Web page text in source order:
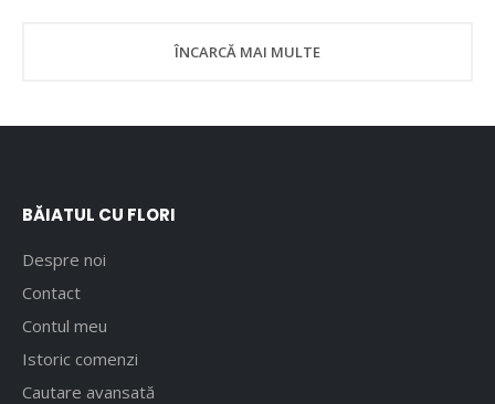
ÎNCARCĂ MAI MULTE
BĂIATUL CU FLORI
Despre noi
Contact
Contul meu
Istoric comenzi
Cautare avansată